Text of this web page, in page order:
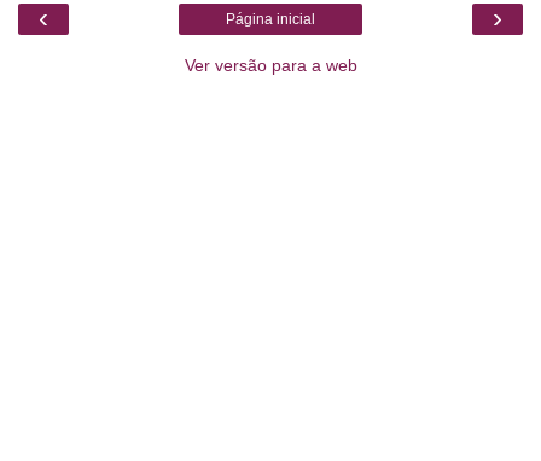
‹ ›
Página inicial
Ver versão para a web